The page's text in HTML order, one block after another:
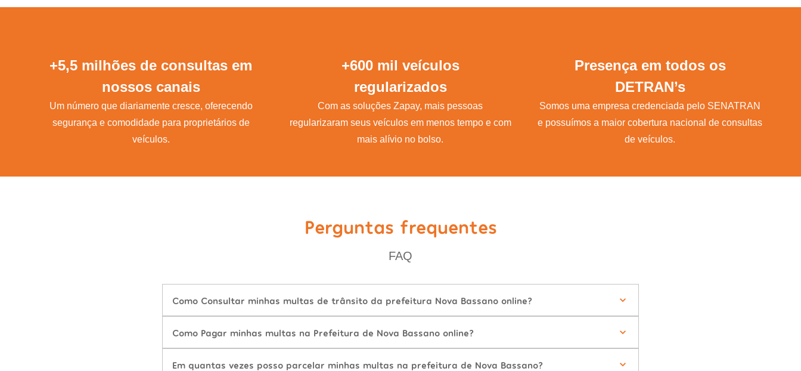
+5,5 milhões de consultas em
nossos canais
Um número que diariamente cresce, oferecendo
segurança e comodidade para proprietários de
veículos.
+600 mil veículos
regularizados
Com as soluções Zapay, mais pessoas
regularizaram seus veículos em menos tempo e com
mais alívio no bolso.
Presença em todos os
DETRAN’s
Somos uma empresa credenciada pelo SENATRAN
e possuímos a maior cobertura nacional de consultas
de veículos.
Perguntas frequentes
FAQ
Como Consultar minhas multas de trânsito da prefeitura Nova Bassano online?
Como Pagar minhas multas na Prefeitura de Nova Bassano online?
Em quantas vezes posso parcelar minhas multas na prefeitura de Nova Bassano?